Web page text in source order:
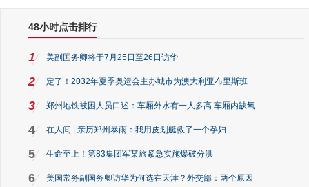
48小时点击排行
1 美副国务卿将于7月25日至26日访华
2 定了！2032年夏季奥运会主办城市为澳大利亚布里斯班
3 郑州地铁被困人员口述：车厢外水有一人多高 车厢内缺氧
4 在人间 | 亲历郑州暴雨：我用皮划艇救了一个孕妇
5 生命至上！第83集团军某旅紧急实施爆破分洪
6 美国常务副国务卿访华为何选在天津？外交部：两个原因